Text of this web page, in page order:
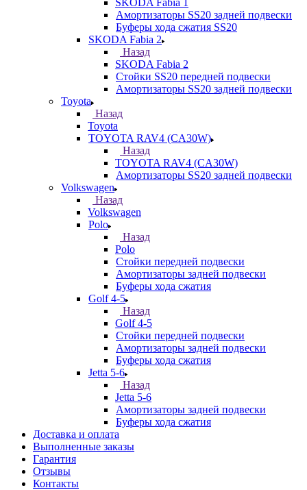
SKODA Fabia 1
Амортизаторы SS20 задней подвески
Буферы хода сжатия SS20
SKODA Fabia 2
Назад
SKODA Fabia 2
Стойки SS20 передней подвески
Амортизаторы SS20 задней подвески
Toyota
Назад
Toyota
TOYOTA RAV4 (CA30W)
Назад
TOYOTA RAV4 (CA30W)
Амортизаторы SS20 задней подвески
Volkswagen
Назад
Volkswagen
Polo
Назад
Polo
Стойки передней подвески
Амортизаторы задней подвески
Буферы хода сжатия
Golf 4-5
Назад
Golf 4-5
Стойки передней подвески
Амортизаторы задней подвески
Буферы хода сжатия
Jetta 5-6
Назад
Jetta 5-6
Амортизаторы задней подвески
Буферы хода сжатия
Доставка и оплата
Выполненные заказы
Гарантия
Отзывы
Контакты